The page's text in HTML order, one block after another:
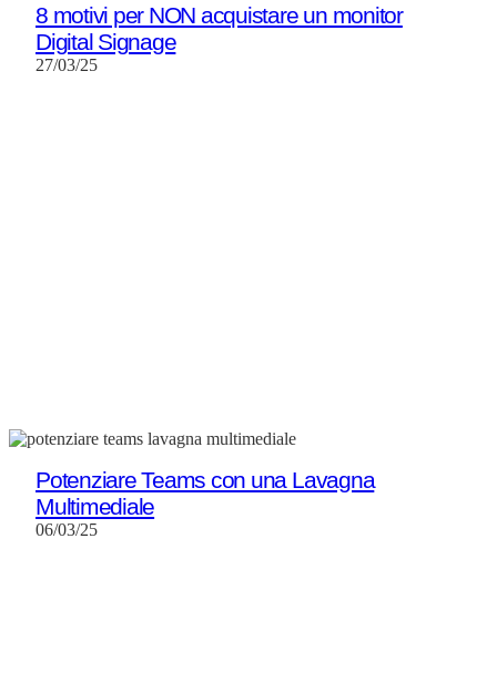
8 motivi per NON acquistare un monitor
Digital Signage
27/03/25
Potenziare Teams con una Lavagna
Multimediale
06/03/25